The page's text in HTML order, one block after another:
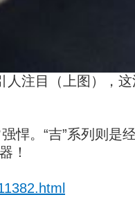
注目（上图），
悍。“吉”系列则是
！